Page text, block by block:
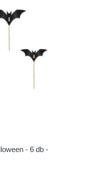
- 6 db -